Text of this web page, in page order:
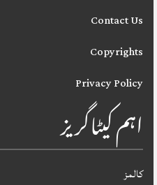
Contact Us
Copyrights
Privacy Policy
اہم کیٹاگریز
کالمز